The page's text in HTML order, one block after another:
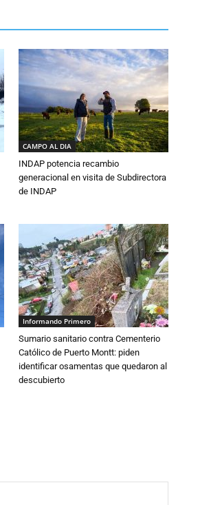
CAMPO AL DIA
INDAP potencia recambio
generacional en visita de Subdirectora
de INDAP
Informando Primero
Sumario sanitario contra Cementerio
Católico de Puerto Montt: piden
identificar osamentas que quedaron al
descubierto